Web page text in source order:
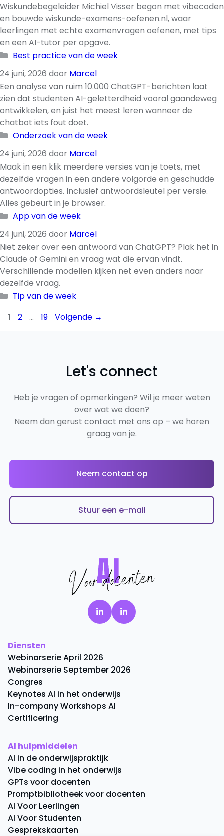
Wiskundebegeleider Michiel Visser begon met vibecoden
en bouwde wiskunde-examens-oefenen.nl, waar
leerlingen met echte examenvragen oefenen, met tips
en een AI-tutor per opgave.
Categorieën
Best practice van de week
24 juni, 2026 door Marcel
Een analyse van ruim 10.000 ChatGPT-berichten laat
zien dat studenten AI-geletterdheid vooral gaandeweg
ontwikkelen, en juist het meest leren wanneer de
chatbot iets fout doet.
Categorieën
Onderzoek van de week
24 juni, 2026 door Marcel
Maak in een klik meerdere versies van je toets, met
dezelfde vragen in een andere volgorde en geschudde
antwoordopties. Inclusief antwoordsleutel per versie.
Alles gebeurt in je browser.
Categorieën
App van de week
24 juni, 2026 door Marcel
Niet zeker over een antwoord van ChatGPT? Plak het in
Claude of Gemini en vraag wat die ervan vindt.
Verschillende modellen kijken net even anders naar
dezelfde vraag.
Categorieën
Tip van de week
Pagina
1 Pagina
2 … Pagina
19 Volgende →
Let's connect
Heb je vragen of opmerkingen? Wil je meer weten
over wat we doen?
Neem dan gerust contact met ons op – we horen
graag van je.
Neem contact op
Stuur een e-mail
Diensten
Webinarserie April 2026
Webinarserie September 2026
Congres
Keynotes AI in het onderwijs
In-company Workshops AI
Certificering
AI hulpmiddelen
AI in de onderwijspraktijk
Vibe coding in het onderwijs
GPTs voor docenten
Promptbibliotheek voor docenten
AI Voor Leerlingen
AI Voor Studenten
Gesprekskaarten